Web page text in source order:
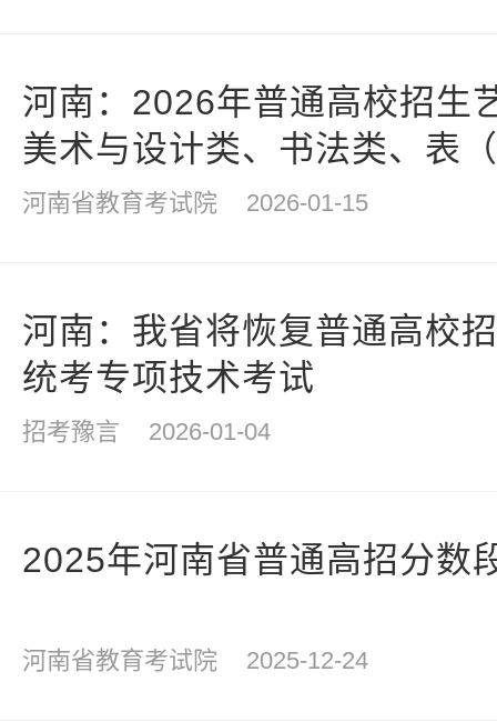
河南：2026年普通高校招生
美术与设计类、书法类、表
方向划定专业合格线
河南省教育考试院 2026-01-15
河南：我省将恢复普通高校
统考专项技术考试
招考豫言 2026-01-04
2025年河南省普通高招分数
河南省教育考试院 2025-12-24